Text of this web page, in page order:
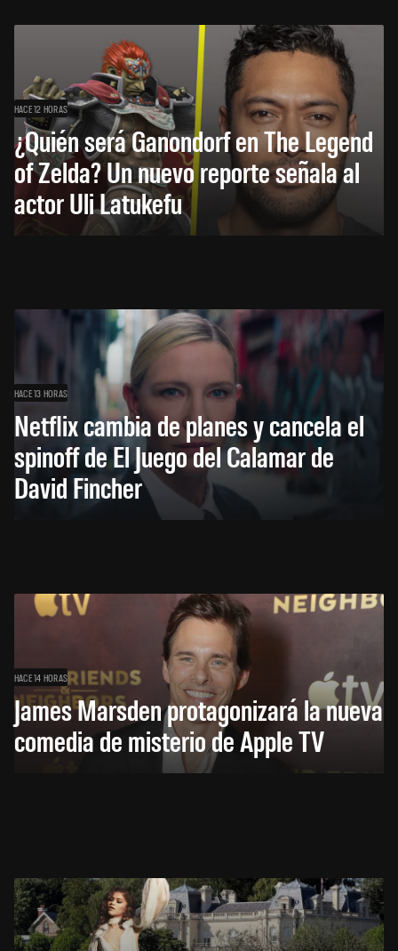
HACE 12 HORAS
¿Quién será Ganondorf en The Legend
of Zelda? Un nuevo reporte señala al
actor Uli Latukefu
HACE 13 HORAS
Netflix cambia de planes y cancela el
spinoff de El Juego del Calamar de
David Fincher
HACE 14 HORAS
James Marsden protagonizará la nueva
comedia de misterio de Apple TV